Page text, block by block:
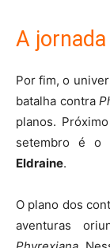
A
Por fim, o
batalha contra
planos.
setembro é o
Eldraine.
O plano dos
aventuras